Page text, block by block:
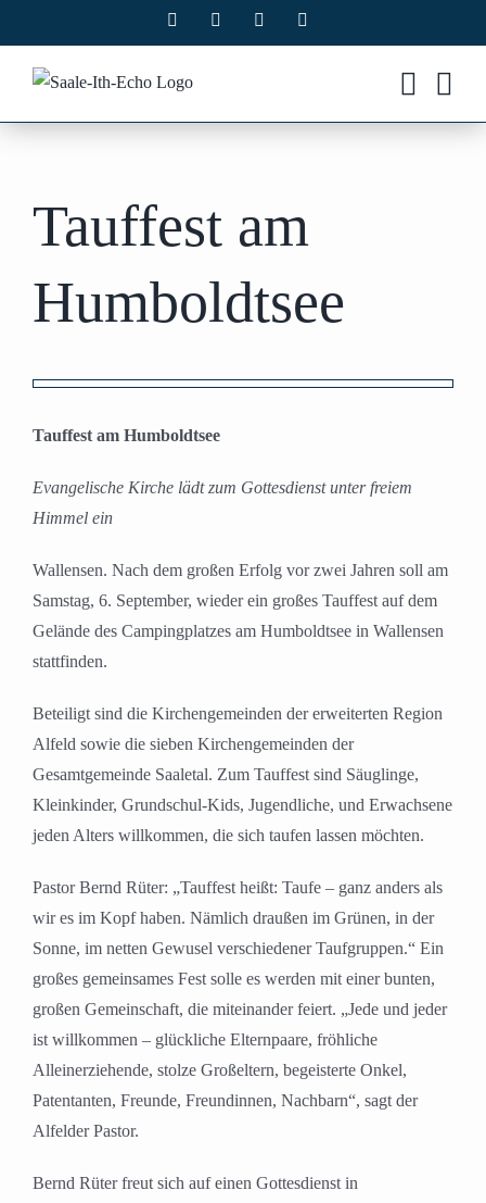
Inhalt
springen
Facebook Instagram
Tauffest am
Humboldtsee
grösseres
Tauffest am Humboldtsee
Evangelische Kirche lädt zum Gottesdienst unter freiem
Himmel ein
Wallensen. Nach dem großen Erfolg vor zwei Jahren soll am
Samstag, 6. September, wieder ein großes Tauffest auf dem
Gelände des Campingplatzes am Humboldtsee in Wallensen
stattfinden.
Beteiligt sind die Kirchengemeinden der erweiterten Region
Alfeld sowie die sieben Kirchengemeinden der
Gesamtgemeinde Saaletal. Zum Tauffest sind Säuglinge,
Kleinkinder, Grundschul-Kids, Jugendliche, und Erwachsene
jeden Alters willkommen, die sich taufen lassen möchten.
Pastor Bernd Rüter: „Tauffest heißt: Taufe – ganz anders als
wir es im Kopf haben. Nämlich draußen im Grünen, in der
Sonne, im netten Gewusel verschiedener Taufgruppen.“ Ein
großes gemeinsames Fest solle es werden mit einer bunten,
großen Gemeinschaft, die miteinander feiert. „Jede und jeder
ist willkommen – glückliche Elternpaare, fröhliche
Alleinerziehende, stolze Großeltern, begeisterte Onkel,
Patentanten, Freunde, Freundinnen, Nachbarn“, sagt der
Alfelder Pastor.
Bernd Rüter freut sich auf einen Gottesdienst in